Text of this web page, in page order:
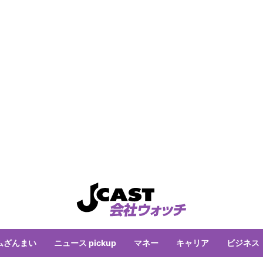
ざんまい ニュース pickup マネー キャリア ビジネス